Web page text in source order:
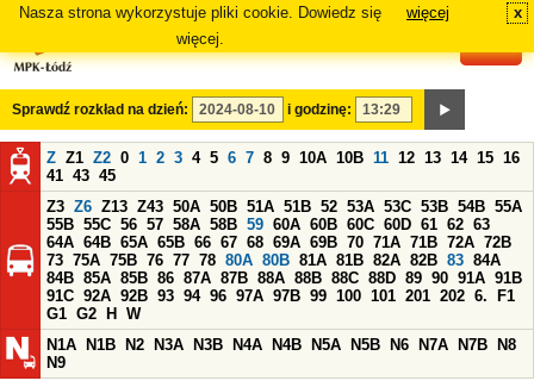
Nasza strona wykorzystuje pliki cookie. Dowiedz się
więcej.
więcej x
Sprawdź rozkład na dzień: i godzinę:
Z Z1 Z2 0 1 2 3 4 5 6 7 8 9 10A 10B 11 12 13 14 15 16
41 43 45
Z3 Z6 Z13 Z43 50A 50B 51A 51B 52 53A 53C 53B 54B 55A
55B 55C 56 57 58A 58B 59 60A 60B 60C 60D 61 62 63
64A 64B 65A 65B 66 67 68 69A 69B 70 71A 71B 72A 72B
73 75A 75B 76 77 78 80A 80B 81A 81B 82A 82B 83 84A
84B 85A 85B 86 87A 87B 88A 88B 88C 88D 89 90 91A 91B
91C 92A 92B 93 94 96 97A 97B 99 100 101 201 202 6.
F1
G1 G2 H
W
N1A
N1B N2 N3A N3B N4A N4B N5A N5B N6 N7A N7B
N8
N9